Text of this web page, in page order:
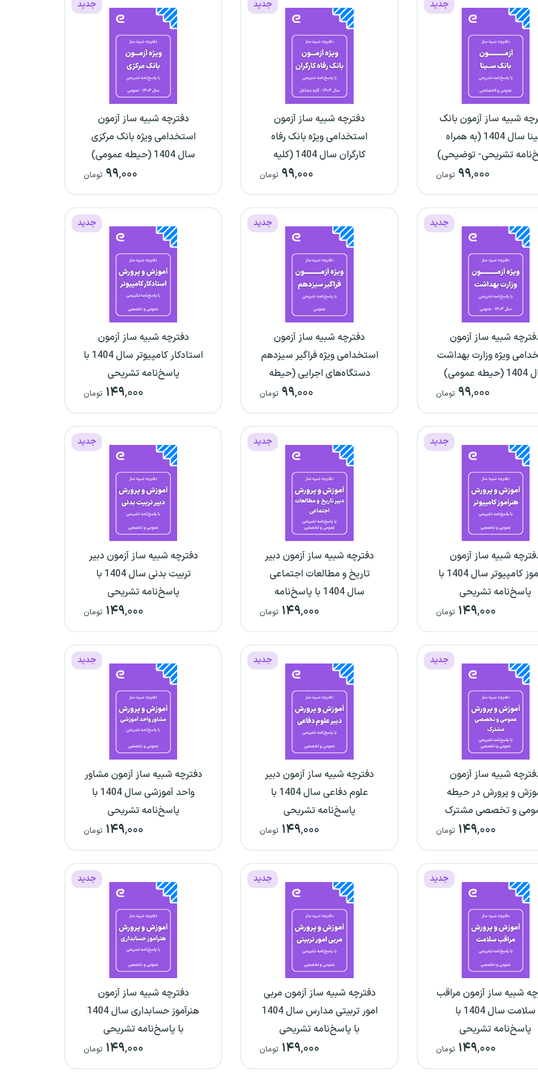
جدید
شبیه ساز آزمون بانک
سینا سال 1404 (به همراه
تشریحی- توضیحی)
۹۹,۰۰۰ تومان
جدید
دفترچه شبیه ساز آزمون
استخدامی ویژه بانک رفاه
کارگران سال 1404 (کلیه
مشاغل) ۹۹,۰۰۰ تومان
جدید
دفترچه شبیه ساز آزمون
استخدامی ویژه بانک مرکزی
سال 1404 (حیطه عمومی)
۹۹,۰۰۰ تومان
جدید
شبیه ساز آزمون
ویژه وزارت بهداشت
عمومی)
۹۹,۰۰۰ تومان
جدید
دفترچه شبیه ساز آزمون
استخدامی ویژه فراگیر سیزدهم
دستگاه‌های اجرایی (حیطه
عمومی)
۹۹,۰۰۰ تومان
جدید
دفترچه شبیه ساز آزمون
استادکار کامپیوتر سال 1404 با
پاسخ‌نامه تشریحی
۱۴۹,۰۰۰ تومان
جدید
شبیه ساز آزمون
هنرآموز کامپیوتر سال 1404 با
پاسخ‌نامه تشریحی
۱۴۹,۰۰۰ تومان
جدید
دفترچه شبیه ساز آزمون دبیر
تاریخ و مطالعات اجتماعی
سال 1404 با پاسخ‌نامه
تشریحی۱۴۹,۰۰۰ تومان
جدید
دفترچه شبیه ساز آزمون دبیر
تربیت بدنی سال 1404 با
پاسخ‌نامه تشریحی
۱۴۹,۰۰۰ تومان
جدید
شبیه ساز آزمون
و پرورش در حیطه
و تخصصی مشترک
سال 1404 با پاسخ‌نامه
۱۴۹,۰۰۰ تومان
جدید
دفترچه شبیه ساز آزمون دبیر
علوم دفاعی سال 1404 با
پاسخ‌نامه تشریحی
۱۴۹,۰۰۰ تومان
جدید
دفترچه شبیه ساز آزمون مشاور
واحد آموزشی سال 1404 با
پاسخ‌نامه تشریحی
۱۴۹,۰۰۰ تومان
جدید
شبیه ساز آزمون مراقب
سلامت سال 1404 با
پاسخ‌نامه تشریحی
۱۴۹,۰۰۰ تومان
جدید
دفترچه شبیه ساز آزمون مربی
امور تربیتی مدارس سال 1404
با پاسخ‌نامه تشریحی
۱۴۹,۰۰۰ تومان
جدید
دفترچه شبیه ساز آزمون
هنرآموز حسابداری سال 1404
با پاسخ‌نامه تشریحی
۱۴۹,۰۰۰ تومان